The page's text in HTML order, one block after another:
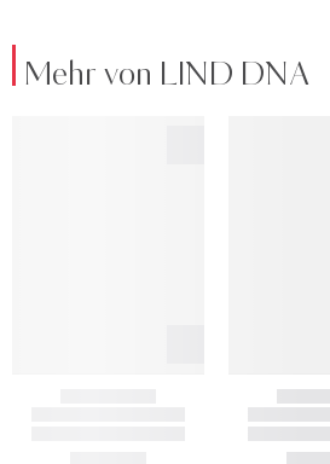
Mehr von LIND DNA